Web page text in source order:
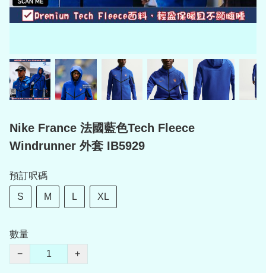
Nike France 法國藍色Tech Fleece
Windrunner 外套 IB5929
預訂呎碼
S M L XL
數量
−
+